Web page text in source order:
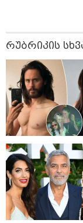
რუბრიკის